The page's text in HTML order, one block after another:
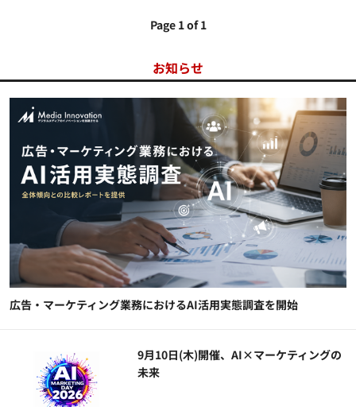
Page 1 of 1
お知らせ
広告・マーケティング業務におけるAI活用実態調査を開始
9月10日(木)開催、AI×マーケティングの
未来